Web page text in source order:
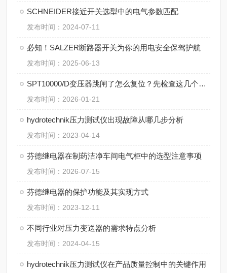
SCHNEIDER接近开关选型中的电气参数匹配
发布时间：2024-07-11
必知！SALZER断路器开关为你的用电安全保驾护航
发布时间：2025-06-13
SPT10000/D变压器跳闸了怎么复位？先检查这几个地方
发布时间：2026-01-21
hydrotechnik压力测试仪出现故障从哪几步分析
发布时间：2023-04-14
芬德继电器在制药洁净车间电气柜中的选型注意事项
发布时间：2026-07-15
芬德继电器的保护功能及其实现方式
发布时间：2023-12-11
不同行业对压力变送器的需求特点分析
发布时间：2024-04-15
hydrotechnik压力测试仪在产品质量控制中的关键作用